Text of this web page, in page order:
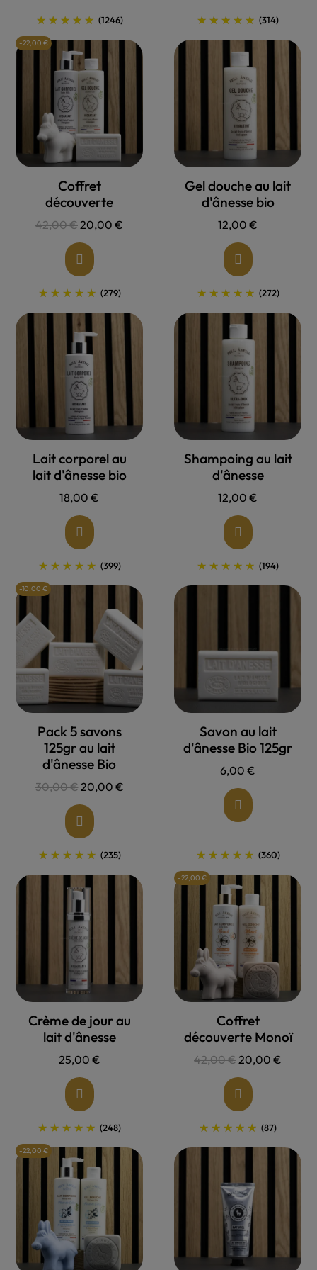
(1246)
Allons voir !
-22,00 €
Coffret
découverte
42,00 €20,00 €
(314)
Allons voir !
Gel douche au lait
d'ânesse bio
12,00 €
(279)
Allons voir !
Lait corporel au
lait d'ânesse bio
18,00 €
(272)
Allons voir !
Shampoing au lait
d'ânesse
12,00 €
(399)
Allons voir !
-10,00 €
Pack 5 savons
125gr au lait
d'ânesse Bio
30,00 € 20,00 €
(194)
Allons voir !
Savon au lait
d'ânesse Bio 125gr
6,00 €
(235)
Allons voir !
Crème de jour au
lait d'ânesse
25,00 €
(360)
Allons voir !
-22,00 €
Coffret
découverte Monoï
42,00 €20,00 €
(248)
-22,00 €
(87)